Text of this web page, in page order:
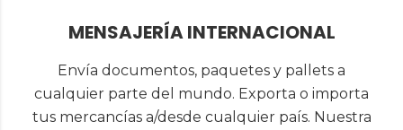
MENSAJERÍA INTERNACIONAL
Envía documentos, paquetes y pallets a
cualquier parte del mundo. Exporta o importa
tus mercancías a/desde cualquier país. Nuestra